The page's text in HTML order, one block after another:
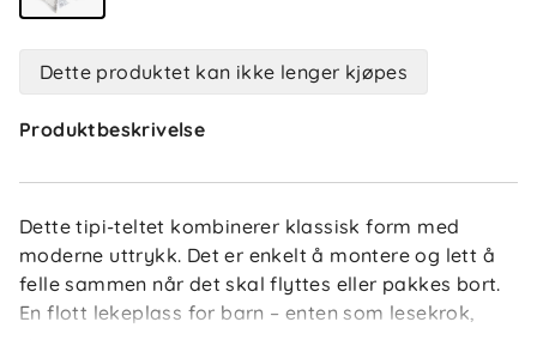
Dette produktet kan ikke lenger kjøpes
Produktbeskrivelse
Dette tipi-teltet kombinerer klassisk form med
moderne uttrykk. Det er enkelt å montere og lett å
felle sammen når det skal flyttes eller pakkes bort.
En flott lekeplass for barn – enten som lesekrok,